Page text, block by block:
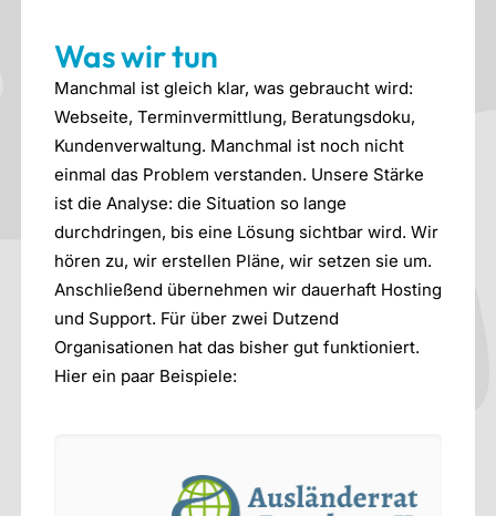
Was wir tun
Manchmal ist gleich klar, was gebraucht wird:
Webseite, Terminvermittlung, Beratungsdoku,
Kundenverwaltung. Manchmal ist noch nicht
einmal das Problem verstanden. Unsere Stärke
ist die Analyse: die Situation so lange
durchdringen, bis eine Lösung sichtbar wird. Wir
hören zu, wir erstellen Pläne, wir setzen sie um.
Anschließend übernehmen wir dauerhaft Hosting
und Support. Für über zwei Dutzend
Organisationen hat das bisher gut funktioniert.
Hier ein paar Beispiele: